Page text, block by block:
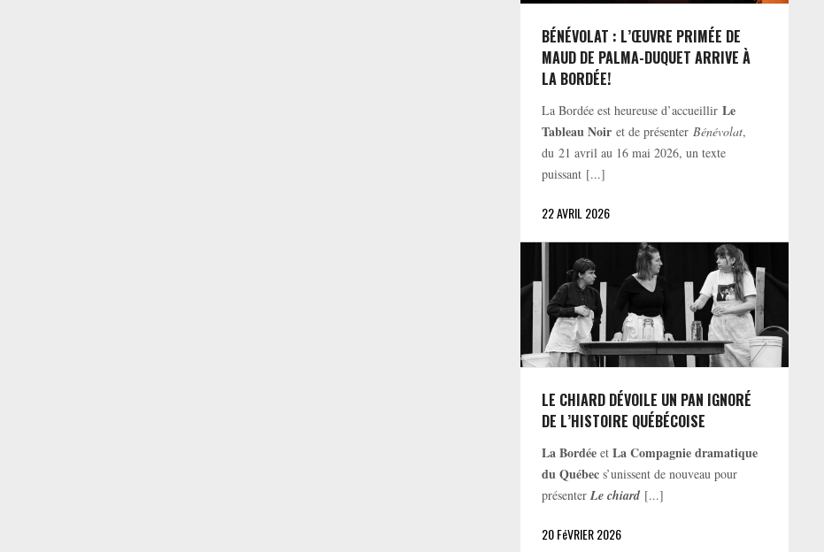
BÉNÉVOLAT : L’ŒUVRE PRIMÉE DE
MAUD DE PALMA-DUQUET ARRIVE À
LA BORDÉE!
La Bordée est heureuse d’accueillirLe
Tableau Noir et de présenterBénévolat,
du 21 avril au 16 mai 2026, un texte
puissant [...]
22 AVRIL 2026
LE CHIARD DÉVOILE UN PAN IGNORÉ
DE L’HISTOIRE QUÉBÉCOISE
La Bordée etLa Compagnie dramatique
du Québec s’unissent de nouveau pour
présenterLe chiard [...]
20 FéVRIER 2026